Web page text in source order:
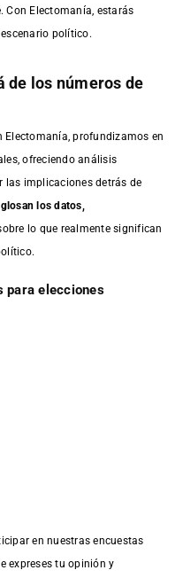
Con Electomanía, estarás
político.
de los números de
profundizamos en
ofreciendo análisis
las implicaciones detrás de
los datos,
lo que realmente significan
para elecciones
en nuestras encuestas
expreses tu opinión y